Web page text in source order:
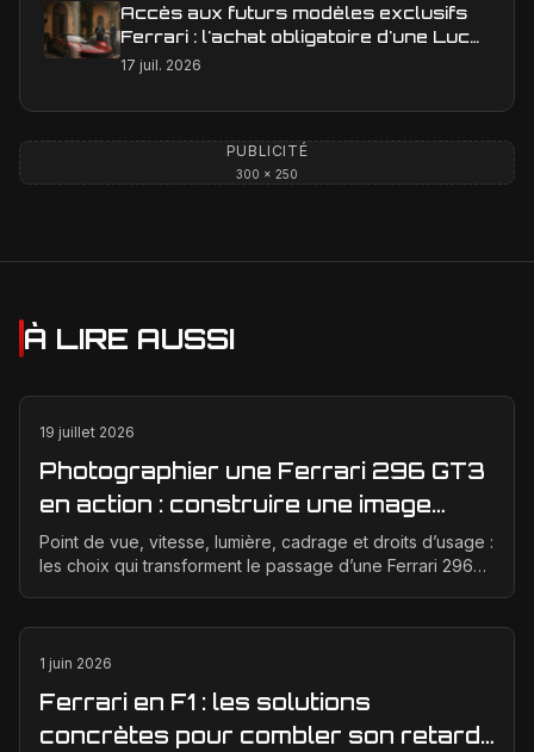
Accès aux futurs modèles exclusifs
Ferrari : l'achat obligatoire d'une Luce
est-il une réalité ?
17 juil. 2026
PUBLICITÉ
300 × 250
À LIRE AUSSI
19 juillet 2026
Photographier une Ferrari 296 GT3
en action : construire une image
éditoriale qui raconte la course
Point de vue, vitesse, lumière, cadrage et droits d’usage :
les choix qui transforment le passage d’une Ferrari 296
1 juin 2026
Ferrari en F1 : les solutions
concrètes pour combler son retard